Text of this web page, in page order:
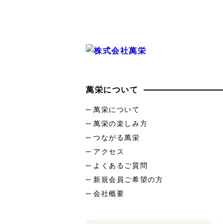
萬栄について
萬栄について
萬栄の楽しみ方
つながる萬栄
アクセス
よくあるご質問
新規会員ご希望の方
会社概要